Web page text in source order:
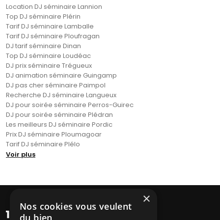
Location DJ séminaire Lannion
Top DJ séminaire Plérin
Tarif DJ séminaire Lamballe
Tarif DJ séminaire Ploufragan
DJ tarif séminaire Dinan
Top DJ séminaire Loudéac
DJ prix séminaire Trégueux
DJ animation séminaire Guingamp
DJ pas cher séminaire Paimpol
Recherche DJ séminaire Langueux
DJ pour soirée séminaire Perros-Guirec
DJ pour soirée séminaire Plédran
Les meilleurs DJ séminaire Pordic
Prix DJ séminaire Ploumagoar
Tarif DJ séminaire Plélo
Voir plus
×
Nos cookies vous veulent
du bien